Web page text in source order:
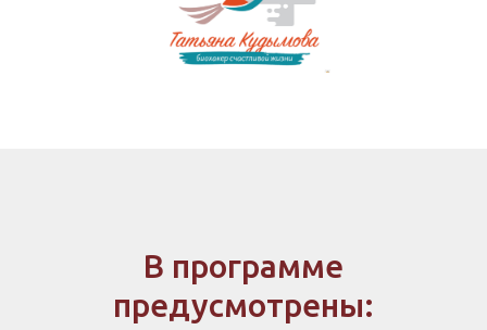
В программе
предусмотрены: